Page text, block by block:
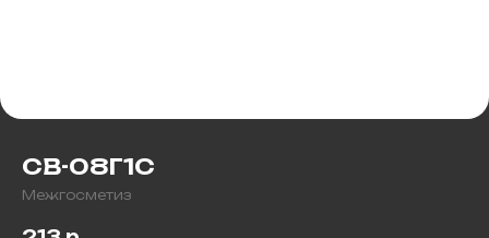
СВ-08Г1С
Межгосметиз